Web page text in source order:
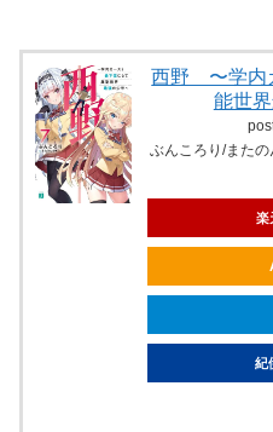
西野 〜学内
能世
ぶんころり/また
楽
紀